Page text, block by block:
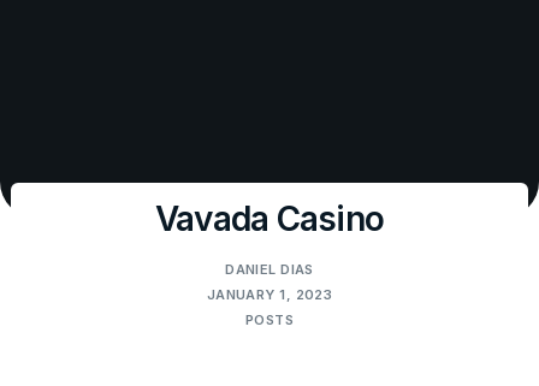
Vavada Casino
DANIEL DIAS
JANUARY 1, 2023
POSTS